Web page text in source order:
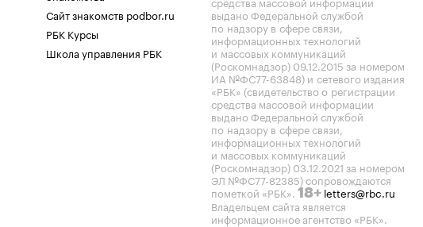
Сайт знакомств podbor.ru
РБК Курсы
Школа управления РБК
выдано Федеральной службой
по надзору в сфере связи,
информационных технологий
и массовых коммуникаций
(Роскомнадзор) 09.12.2015 за номером
ИА №ФС77-63848) и сетевого издания
«РБК» (свидетельство о регистрации
средства массовой информации
выдано Федеральной службой
по надзору в сфере связи,
информационных технологий
и массовых коммуникаций
(Роскомнадзор) 03.12.2021 за номером
ЭЛ №ФС77-82385) сопровождаются
пометкой «РБК». 18+ letters@rbc.ru
Владельцем сайта является
информационное агентство «РБК».